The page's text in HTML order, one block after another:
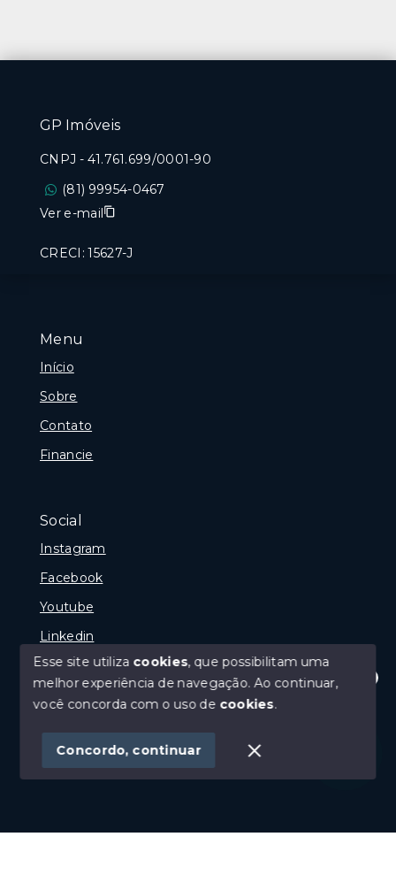
Olá! Estamos disponíveis para te ajudar.
Menu
Início
Sobre
Contato
Financie
Social
Instagram
Facebook
Youtube
Linkedin
© Copyright 2026 - GP Imóveis - Todos os direitos
SITE PARA IMOBILIARIA
GP Imóveis
CNPJ - 41.761.699/0001-90
(81) 99954-0467
Ver e-mail
CRECI: 15627-J
Esse site utiliza cookies, que possibilitam uma
melhor experiência de navegação.Ao continuar,
você concorda com o uso de cookies.
Concordo, continuar